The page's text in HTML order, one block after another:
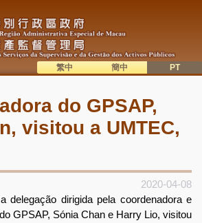
do GPSAP,
visitou a UMTEC,
2020-04-08
dirigida pela coordenadora e
GPSAP, Sónia Chan e Harry Lio, visitou